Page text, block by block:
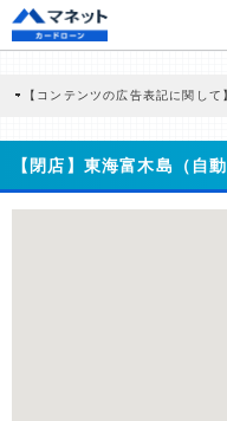
【コンテンツの広告表記に関して
商品を根拠なくPRするものではな
どに基づき、公平性を担保した情
>提携企業一覧
【閉店】東海富木島（自